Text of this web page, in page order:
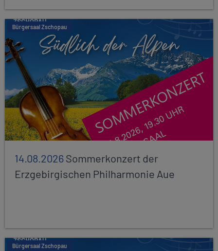
Bürgersaal Zschopau
14.08.2026Sommerkonzert der
Erzgebirgischen Philharmonie Aue
Bürgersaal Zschopau